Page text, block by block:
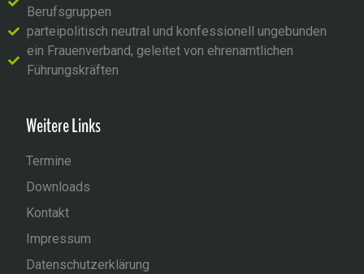
Berufsgruppen
parteipolitisch neutral und konfessionell ungebunden
ein Frauenverband, geleitet von ehrenamtlichen
Führungskräften
Weitere Links
Termine
Downloads
Kontakt
Impressum
Datenschutzerklärung